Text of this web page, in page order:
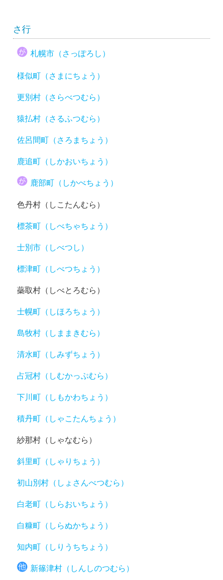
さ行
札幌市（さっぽろし）
様似町（さまにちょう）
更別村（さらべつむら）
猿払村（さるふつむら）
佐呂間町（さろまちょう）
鹿追町（しかおいちょう）
鹿部町（しかべちょう）
色丹村（しこたんむら）
標茶町（しべちゃちょう）
士別市（しべつし）
標津町（しべつちょう）
蘂取村（しべとろむら）
士幌町（しほろちょう）
島牧村（しままきむら）
清水町（しみずちょう）
占冠村（しむかっぷむら）
下川町（しもかわちょう）
積丹町（しゃこたんちょう）
紗那村（しゃなむら）
斜里町（しゃりちょう）
初山別村（しょさんべつむら）
白老町（しらおいちょう）
白糠町（しらぬかちょう）
知内町（しりうちちょう）
新篠津村（しんしのつむら）